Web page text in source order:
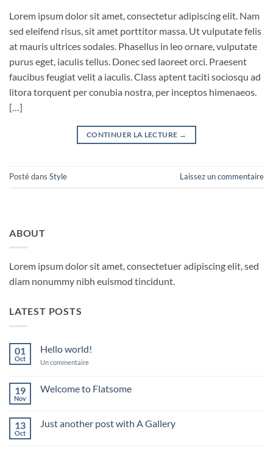
Lorem ipsum dolor sit amet, consectetur adipiscing elit. Nam
sed eleifend risus, sit amet porttitor massa. Ut vulputate felis
at mauris ultrices sodales. Phasellus in leo ornare, vulputate
purus eget, iaculis tellus. Donec sed laoreet orci. Praesent
faucibus feugiat velit a iaculis. Class aptent taciti sociosqu ad
litora torquent per conubia nostra, per inceptos himenaeos.
[…]
CONTINUER LA LECTURE →
Posté dans Style Laissez un commentaire
ABOUT
Lorem ipsum dolor sit amet, consectetuer adipiscing elit, sed
diam nonummy nibh euismod tincidunt.
LATEST POSTS
01
Oct
Hello world!
Un commentairesur
19
Nov
Welcome to Flatsome
Welcome
13
Oct
Just another post with A Gallery